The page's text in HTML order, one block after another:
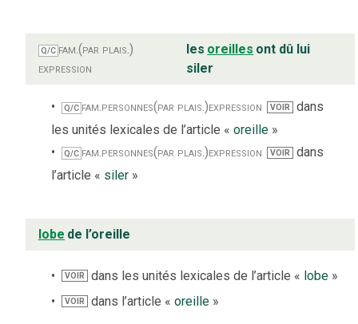
Q/C fam.(par plais.)
expression
les oreilles ont dû lui
siler
Q/C fam.personnes(par plais.)expression VOIR
dans
les unités lexicales de l’article « oreille »
Q/C fam.personnes(par plais.)expression VOIR
dans
l’article « siler »
lobe de l’oreille
VOIR dans les unités lexicales de l’article « lobe »
VOIR dans l’article «oreille »